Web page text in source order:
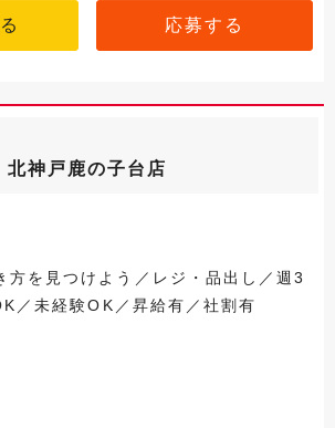
応募する
神戸鹿の子台店
方を見つけよう／レジ・品出し／週3
／未経験OK／昇給有／社割有